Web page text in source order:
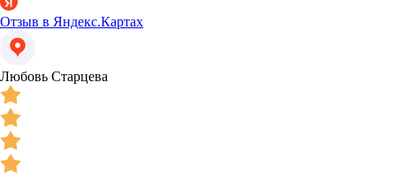
Отзыв в Яндекс.Картах
Любовь Старцева